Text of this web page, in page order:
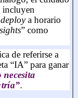
incluyen
deploya horario
” como
de referirse a
“IA” para ganar
necesita
.